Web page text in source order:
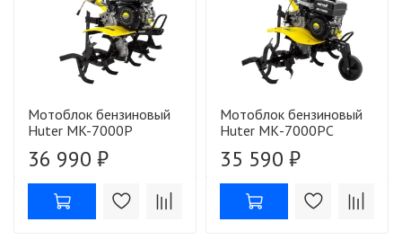
Мотоблок бензиновый
Huter MK-7000P
36 990 ₽
Мотоблок бензиновый
Huter МК-7000PС
35 590 ₽